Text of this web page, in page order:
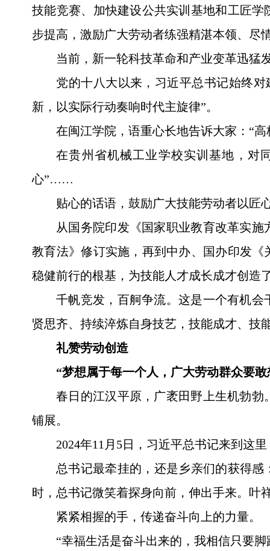
技能竞赛、加快建设公共实训基地和工匠
步提高，激励广大劳动者练强精湛本领、尽
当前，新一轮科技革命和产业变革迅猛
党的十八大以来，习近平总书记始终
新，以实际行动奏响时代主旋律”。
在闽江学院，语重心长地告诉大家：“
在贵州省机械工业学校实训基地，对
心”……
贴心的话语，鼓励广大技能劳动者以匠
从国务院印发《国家职业教育改革实
教育法》修订实施，再到中办、国办印发
稳健前行的根基，为技能人才成长成才创造
千帆竞发，百舸争流。这是一个有机
贤思齐、持续淬炼自身技艺，技能成才、技
礼赞劳动创造
“梦想属于每一个人，广大劳动群众要
春日的江汉平原，广袤田野上生机勃
铺展。
2024年11月5日，习近平总书记来到这
总书记最牵挂的，还是乡亲们的获得
时，总书记微笑着探身向前，伸出手来。叶
紧紧相握的手，传递奋斗向上的力量。
“幸福生活是奋斗出来的，我相信只要